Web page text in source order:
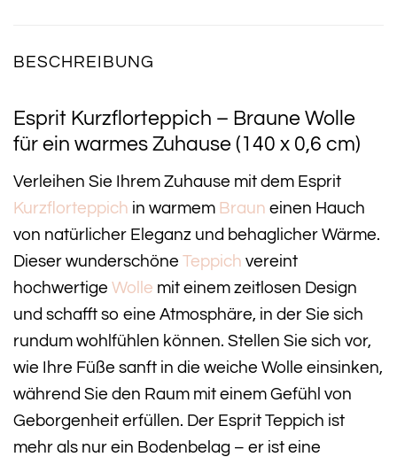
BESCHREIBUNG
Esprit Kurzflorteppich – Braune Wolle
für ein warmes Zuhause (140 x 0,6 cm)
Verleihen Sie Ihrem Zuhause mit dem Esprit
Kurzflorteppich in warmem Braun einen Hauch
von natürlicher Eleganz und behaglicher Wärme.
Dieser wunderschöne Teppich vereint
hochwertige Wolle mit einem zeitlosen Design
und schafft so eine Atmosphäre, in der Sie sich
rundum wohlfühlen können. Stellen Sie sich vor,
wie Ihre Füße sanft in die weiche Wolle einsinken,
während Sie den Raum mit einem Gefühl von
Geborgenheit erfüllen. Der Esprit Teppich ist
mehr als nur ein Bodenbelag – er ist eine